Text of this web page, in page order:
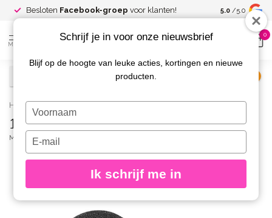
Besloten Facebook-groep voor klanten! Spaar voor
kortingen
5.0 /5.0
MENU
0
Home / 180 grit Strips voor Voetvijl 50 st.
180 grit Strips voor Voetvijl 50 st.
MAGNETIC
Schrijf je in voor onze nieuwsbrief
Blijf op de hoogte van leuke acties, kortingen en nieuwe
producten.
Typ
je
naam
Typ
je
e-
in
Ik schrijf me in